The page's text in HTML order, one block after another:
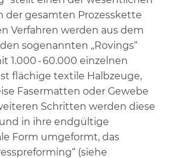
der gesamten Prozesskette
Verfahren werden aus dem
sogenannten „Rovings“
1.000 - 60.000 einzelnen
flächige textile Halbzeuge,
Fasermatten oder Gewebe
Schritten werden diese
in ihre endgültige
Form umgeformt, das
(siehe